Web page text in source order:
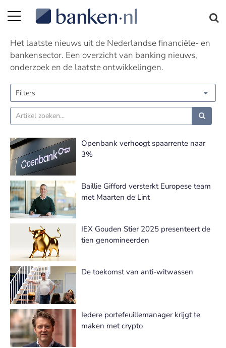
Nieuws | Pagina 24
Het laatste nieuws uit de Nederlandse financiële- en
bankensector. Een overzicht van banking nieuws,
onderzoek en de laatste ontwikkelingen.
Filters
Openbank verhoogt spaarrente naar
3%
Baillie Gifford versterkt Europese team
met Maarten de Lint
IEX Gouden Stier 2025 presenteert de
tien genomineerden
De toekomst van anti-witwassen
Iedere portefeuillemanager krijgt te
maken met crypto